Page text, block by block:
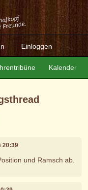
Einloggen
Kalender
20:39
und Ramsch ab.